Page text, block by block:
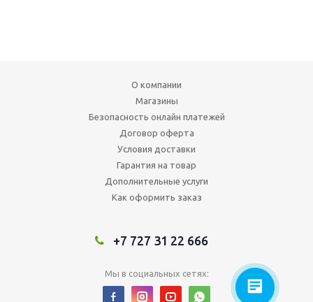
О компании
Магазины
Безопасность онлайн платежей
Договор оферта
Условия доставки
Гарантия на товар
Дополнительные услуги
Как оформить заказ
+7 727 31 22 666
Мы в социальных сетях: